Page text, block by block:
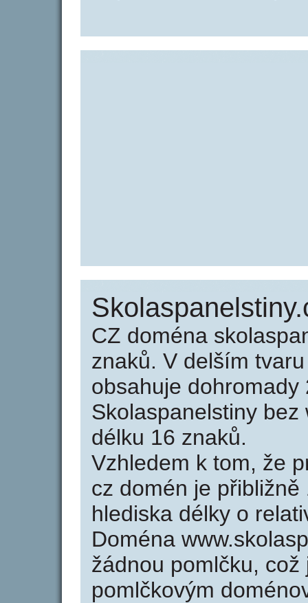
CZ doména
znaků. V delším
obsahuje
Skolaspanelstiny
délku 16 znaků.
Vzhledem k tom, že
cz domén je
hlediska délky o
Doména
žádnou pomlčku,
pomlčkovým